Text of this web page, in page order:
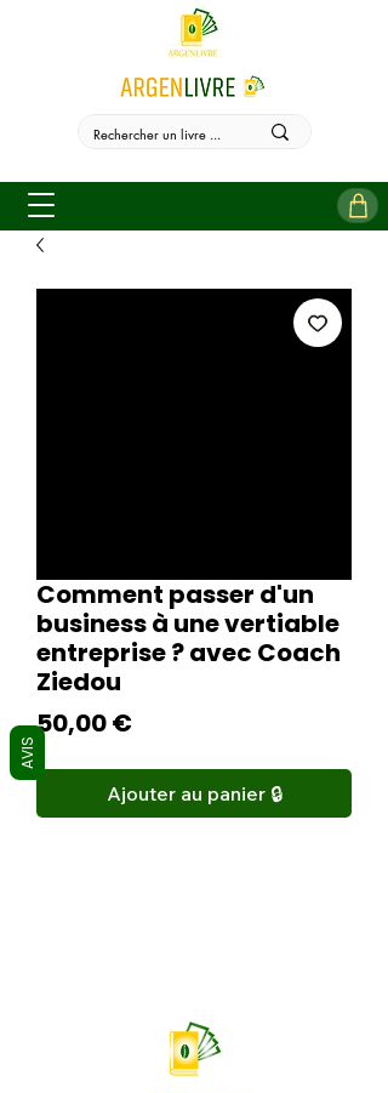
Comment passer d'un
business à une vertiable
entreprise ? avec Coach
Ziedou
50,00 €Prix
Ajouter au panier 🔒
AVIS